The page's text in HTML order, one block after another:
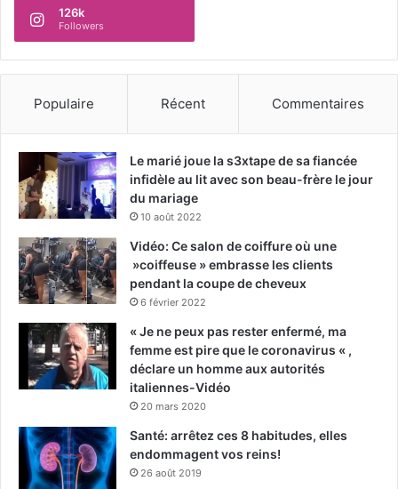
126k
Followers
Populaire Récent Commentaires
Le marié joue la s3xtape de sa fiancée
infidèle au lit avec son beau-frère le jour
du mariage
10 août 2022
Vidéo: Ce salon de coiffure où une
»coiffeuse » embrasse les clients
pendant la coupe de cheveux
6 février 2022
« Je ne peux pas rester enfermé, ma
femme est pire que le coronavirus « ,
déclare un homme aux autorités
italiennes-Vidéo
20 mars 2020
Santé: arrêtez ces 8 habitudes, elles
endommagent vos reins!
26 août 2019